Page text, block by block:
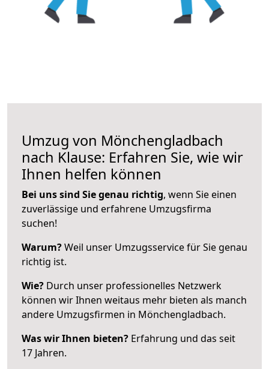
Umzug von Mönchengladbach
nach Klause: Erfahren Sie, wie wir
Ihnen helfen können
Bei uns sind Sie genau richtig, wenn Sie einen
zuverlässige und erfahrene Umzugsfirma
suchen!
Warum?Weil unser Umzugsservice für Sie genau
richtig ist.
Wie? Durch unser professionelles Netzwerk
können wir Ihnen weitaus mehr bieten als manch
andere Umzugsfirmen in Mönchengladbach.
Was wir Ihnen bieten? Erfahrung und das seit
17 Jahren.